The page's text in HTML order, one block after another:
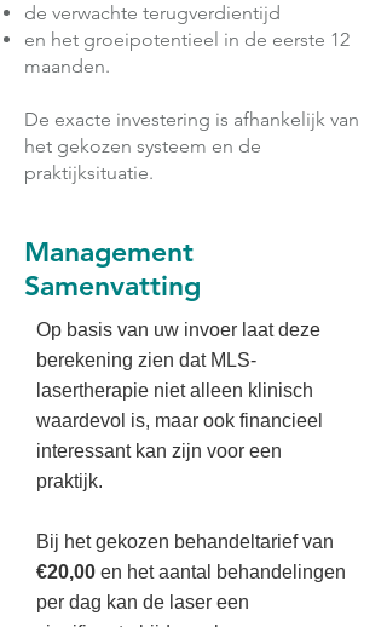
de verwachte terugverdientijd
en het groeipotentieel in de eerste 12
maanden.
De exacte investering is afhankelijk van
het gekozen systeem en de
praktijksituatie.
Management
Samenvatting
Op basis van uw invoer laat deze
berekening zien dat MLS-
lasertherapie niet alleen klinisch
waardevol is, maar ook financieel
interessant kan zijn voor een
praktijk.
Bij het gekozen behandeltarief van
€20,00 en het aantal behandelingen
per dag kan de laser een